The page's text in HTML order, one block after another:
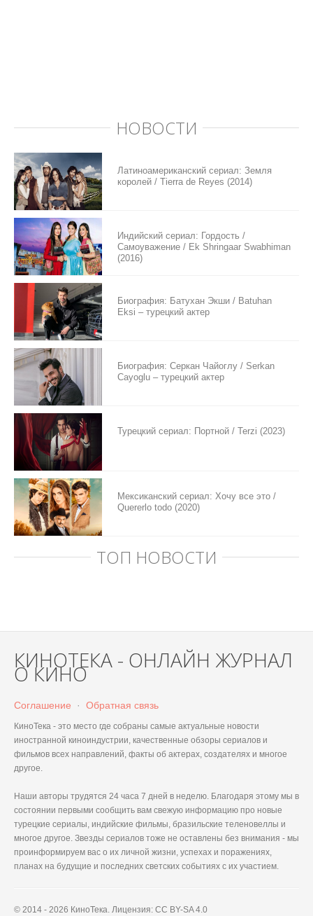
НОВОСТИ
Латиноамериканский сериал: Земля
королей / Tierra de Reyes (2014)
Индийский сериал: Гордость /
Самоуважение / Ek Shringaar Swabhiman
(2016)
Биография: Батухан Экши / Batuhan
Eksi – турецкий актер
Биография: Серкан Чайоглу / Serkan
Cayoglu – турецкий актер
Турецкий сериал: Портной / Terzi (2023)
Мексиканский сериал: Хочу все это /
Quererlo todo (2020)
ТОП НОВОСТИ
КИНОТЕКА - ОНЛАЙН ЖУРНАЛ
О КИНО
Соглашение · Обратная связь
КиноТека - это место где собраны самые актуальные новости
иностранной киноиндустрии, качественные обзоры сериалов и
фильмов всех направлений, факты об актерах, создателях и многое
другое.
Наши авторы трудятся 24 часа 7 дней в неделю. Благодаря этому мы в
состоянии первыми сообщить вам свежую информацию про новые
турецкие сериалы, индийские фильмы, бразильские теленовеллы и
многое другое. Звезды сериалов тоже не оставлены без внимания - мы
проинформируем вас о их личной жизни, успехах и поражениях,
планах на будущие и последних светских событиях с их участием.
© 2014 - 2026 КиноТека. Лицензия: CC BY-SA 4.0